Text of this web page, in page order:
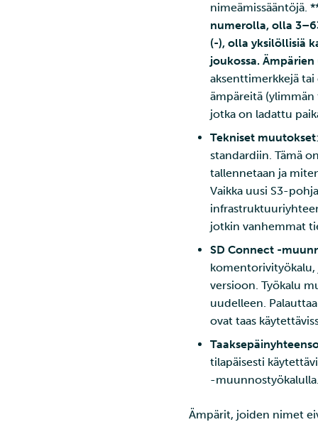
nimeämissääntöjä.
numerolla, olla
(-), olla yksilöllisiä
joukossa.
aksenttimerkkejä tai
ämpäreitä
jotka on ladattu
Tekniset muutokset
standardiin. Tämä
tallennetaan ja
Vaikka uusi S3-
jotkin vanhemmat
SD Connect -
versioon. Työkalu
uudelleen.
ovat taas
tilapäisesti
-muunnostyökalulla.
Ämpärit, joiden nimet